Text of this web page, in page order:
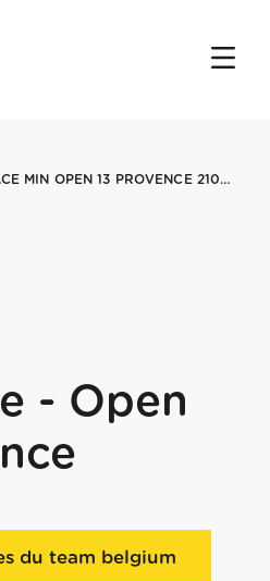
ATP RACE MIN OPEN 13 PROVENCE 21022016 MARSEILLE
- Open
du team belgium